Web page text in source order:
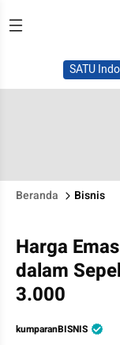
SATU
Beranda Bisnis
Harga
dalam
3.000
kumparanBISNIS